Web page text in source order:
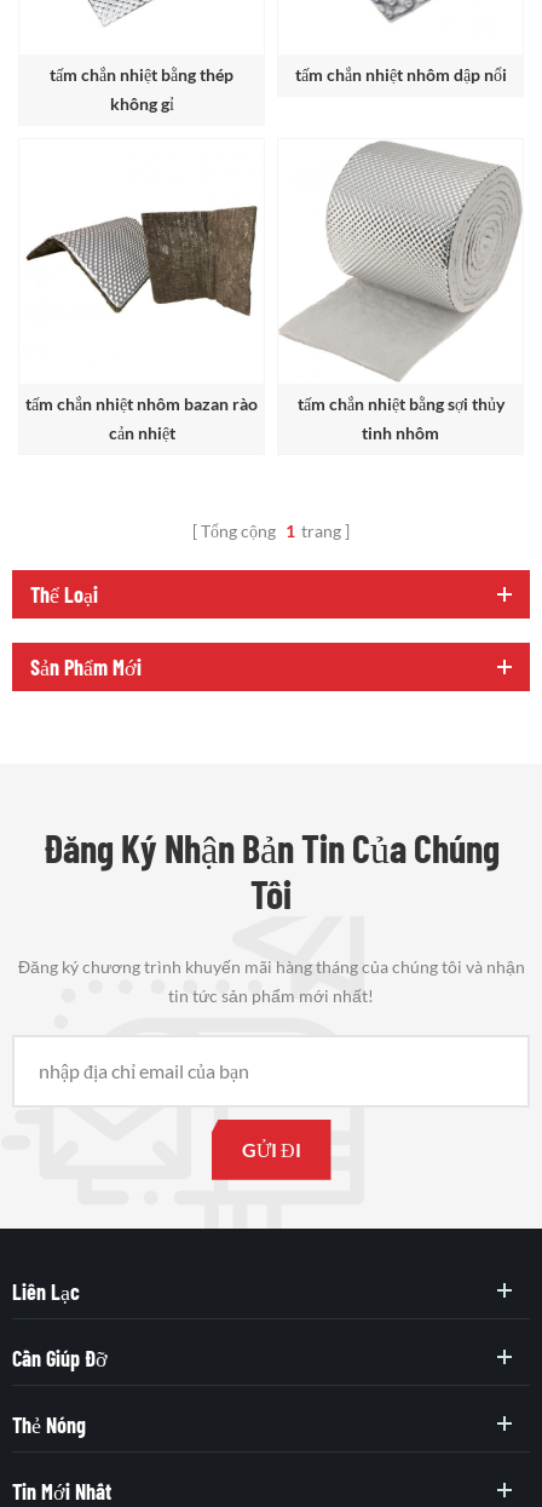
tấm chắn nhiệt bằng thép
không gỉ
tấm chắn nhiệt nhôm dập nổi
tấm chắn nhiệt nhôm bazan rào
cản nhiệt
tấm chắn nhiệt bằng sợi thủy
tinh nhôm
Tổng cộng 1 trang
Thể Loại
Sản Phẩm Mới
Đăng Ký Nhận Bản Tin Của Chúng
Tôi
Đăng ký chương trình khuyến mãi hàng tháng của chúng tôi và nhận
tin tức sản phẩm mới nhất!
Liên Lạc
Cần Giúp Đỡ
Thẻ Nóng
Tin Mới Nhất